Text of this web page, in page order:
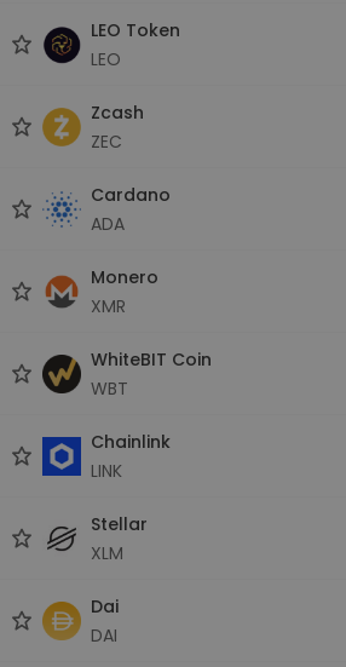
LEO Token
LEO
Zcash
ZEC
Cardano
ADA
Monero
XMR
WhiteBIT Coin
WBT
Chainlink
LINK
Stellar
XLM
Dai
DAI